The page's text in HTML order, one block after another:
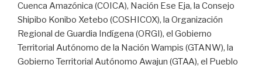
Cuenca Amazónica (COICA), Nación Ese Eja, la Consejo
Shipibo Konibo Xetebo (COSHICOX), la Organización
Regional de Guardia Indígena (ORGI), el Gobierno
Territorial Autónomo de la Nación Wampis (GTANW), la
Gobierno Territorial Autónomo Awajun (GTAA), el Pueblo